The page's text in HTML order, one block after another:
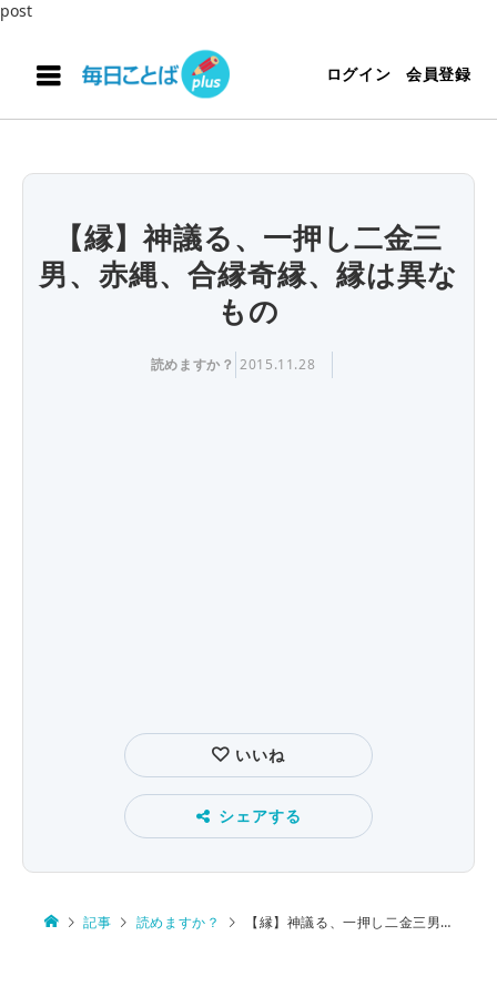
post
ログイン 会員登録
【縁】神議る、一押し二金三
男、赤縄、合縁奇縁、縁は異な
もの
読めますか？ 2015.11.28
いいね
シェアする
記事 読めますか？ 【縁】神議る、一押し二金三男、赤縄、合縁奇縁、縁は異なもの